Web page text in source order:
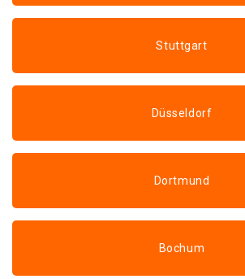
Stuttgart
Düsseldorf
Dortmund
Bochum